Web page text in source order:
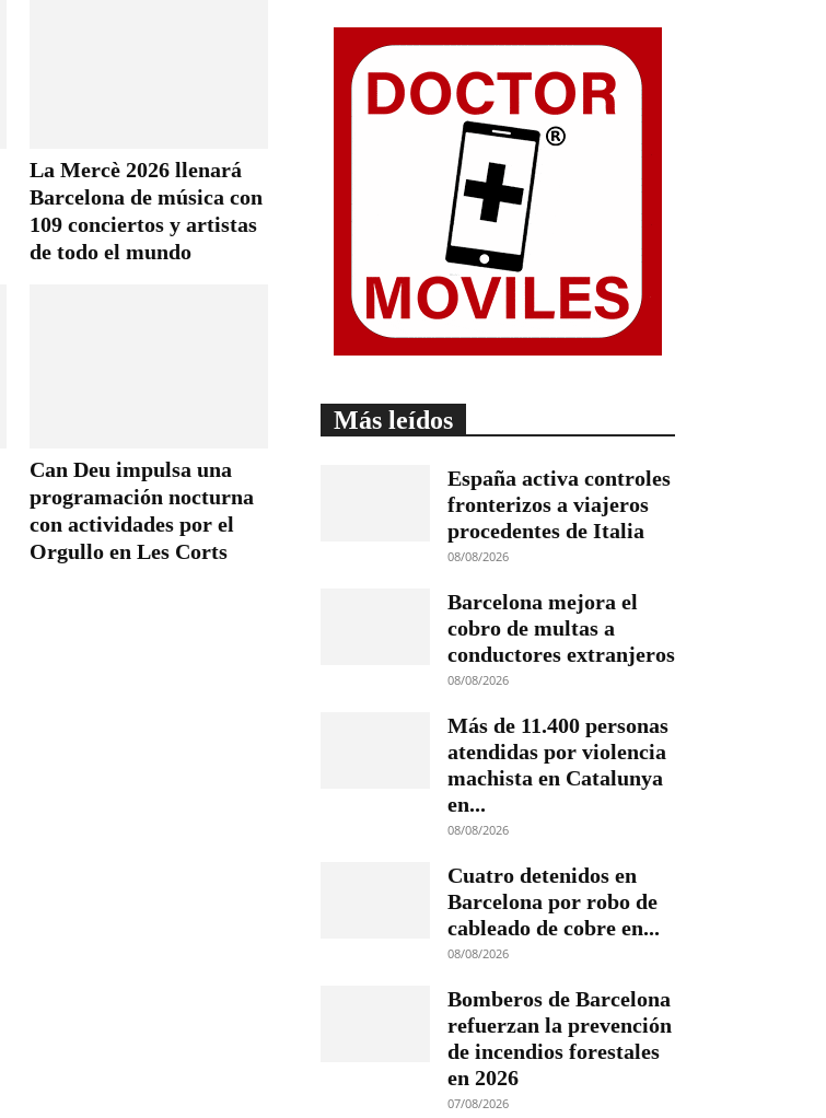
La Mercè 2026 llenará
Barcelona de música con
109 conciertos y artistas
de todo el mundo
Can Deu impulsa una
programación nocturna
con actividades por el
Orgullo en Les Corts
Más leídos
España activa controles
fronterizos a viajeros
procedentes de Italia
08/08/2026
Barcelona mejora el
cobro de multas a
conductores extranjeros
08/08/2026
Más de 11.400 personas
atendidas por violencia
machista en Catalunya
en...
08/08/2026
Cuatro detenidos en
Barcelona por robo de
cableado de cobre en...
08/08/2026
Bomberos de Barcelona
refuerzan la prevención
de incendios forestales
en 2026
07/08/2026